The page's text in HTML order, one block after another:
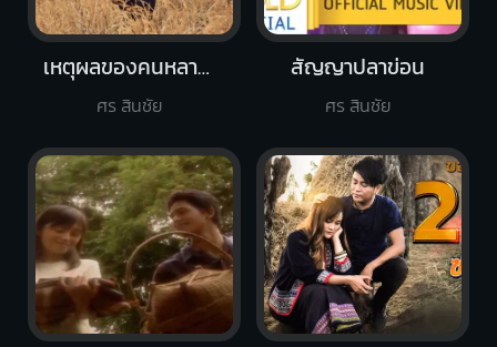
สัญญาปลาข่อน
ศร สินชัย
เหตุผลของคนหลายใจ
ศร สินชัย